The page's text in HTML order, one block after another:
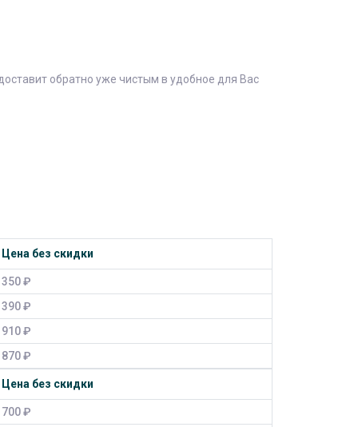
обратно уже чистым в удобное для Вас
Цена без скидки
350 ₽
390 ₽
910 ₽
870 ₽
Цена без скидки
700 ₽